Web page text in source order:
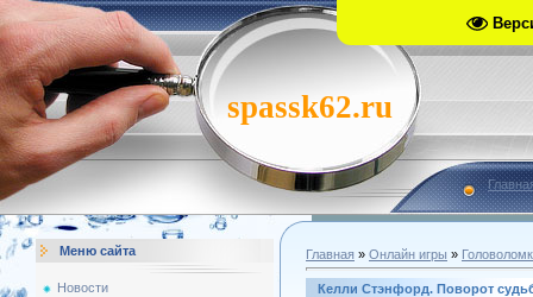
spassk62.ru
Меню сайта
Новости
Главная » Онлайн игры »
Келли Стэнфорд. Поворот